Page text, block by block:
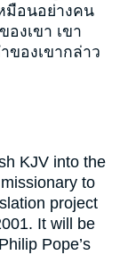
มือนอย่างคน
องเขา เขา
ของเขากล่าว
KJV into the
to
project
It will be
Pope’s